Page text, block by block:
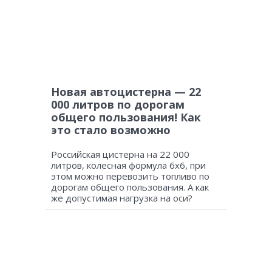
Новая автоцистерна — 22
000 литров по дорогам
общего пользования! Как
это стало возможно
Российская цистерна на 22 000
литров, колесная формула 6х6, при
этом можно перевозить топливо по
дорогам общего пользования. А как
же допустимая нагрузка на оси?